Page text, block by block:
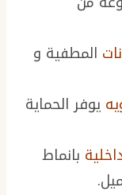
المطفية و
يوفر الحماية
بانماط